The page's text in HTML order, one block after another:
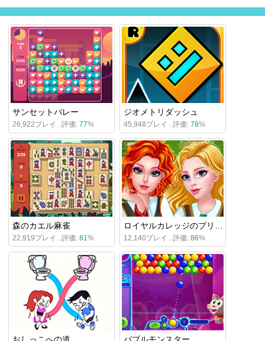
サンセットバレー
26,922プレイ . 評価: 77%
ジオメトリダッシュ
45,948プレイ . 評価: 78%
森のカエル麻雀
22,919プレイ . 評価: 81% 12,140プレイ . 評価: 86%